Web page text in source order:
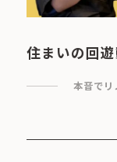
住まいの回
本音でリ